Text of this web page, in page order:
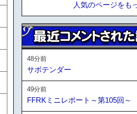
人気のページをも
48分前
サボテンダー
49分前
FFRKミニレポート～第105回～